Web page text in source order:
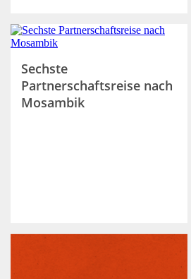
Sechste
Partnerschaftsreise nach
Mosambik